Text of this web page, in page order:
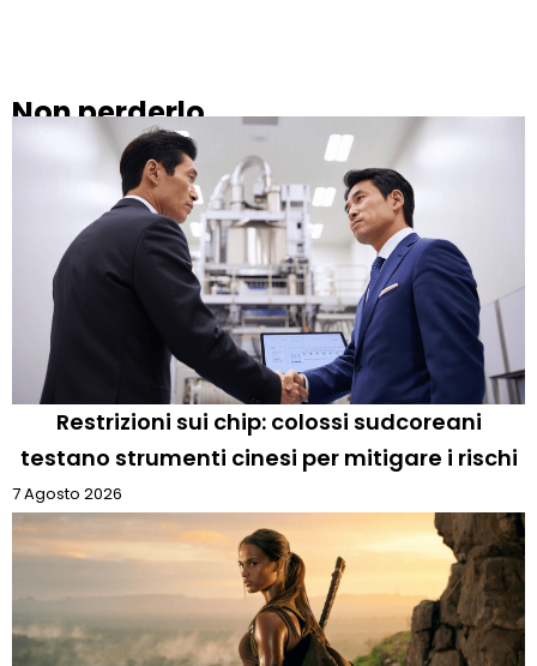
Non perderlo
Restrizioni sui chip: colossi sudcoreani
testano strumenti cinesi per mitigare i rischi
7 Agosto 2026